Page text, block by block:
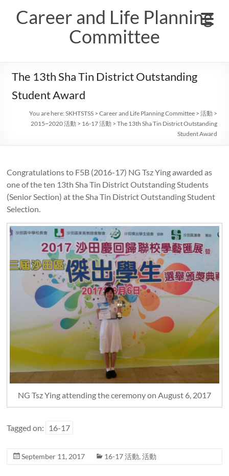
contentCareer and Life Planning
Committee
The 13th Sha Tin District Outstanding
Student Award
You are here:SKHTSTSS >Career and Life Planning Committee >活動 >
2015~2020 活動 > 16-17 活動 >The 13th Sha Tin District Outstanding
Student Award
Congratulations to F5B (2016-17) NG Tsz Yingawarded as
one of the ten 13th Sha Tin District Outstanding Students
(Senior Section) at the Sha Tin District Outstanding Student
Selection.
NG Tsz Ying attending the ceremony on August 6, 2017
Tagged on: 16-17
September 11, 2017 16-17 活動,活動